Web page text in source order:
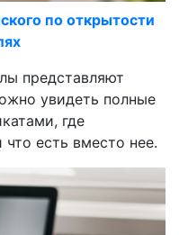
по открытости
представляют
увидеть полные
где
есть вместо нее.